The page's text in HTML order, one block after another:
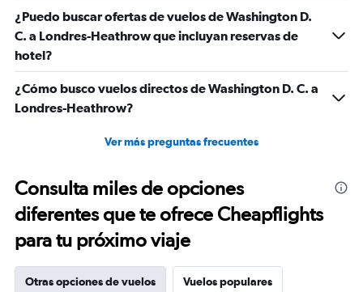
to
240.
¿Puedo buscar ofertas de vuelos de Washington D.
C. a Londres-Heathrow que incluyan reservas de
hotel?
¿Cómo busco vuelos directos de Washington D. C. a
Londres-Heathrow?
Ver más preguntas frecuentes
Consulta miles de opciones
diferentes que te ofrece Cheapflights
para tu próximo viaje
Otras opciones de vuelos Vuelos populares